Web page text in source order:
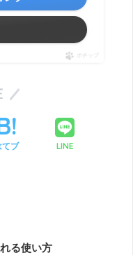
ポチップ
てブ LINE
る使い方